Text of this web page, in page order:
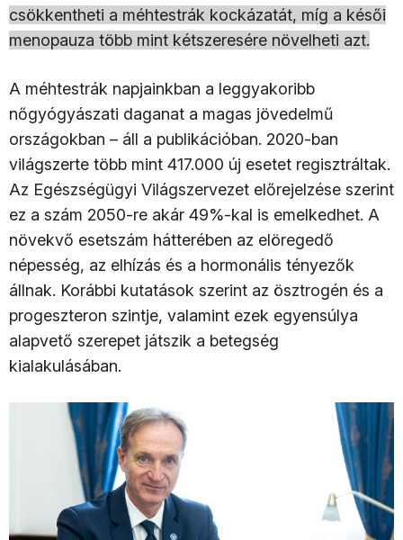
csökkentheti a méhtestrák kockázatát, míg a késői
menopauza több mint kétszeresére növelheti azt.
A méhtestrák napjainkban a leggyakoribb
nőgyógyászati daganat a magas jövedelmű
országokban – áll a publikációban. 2020-ban
világszerte több mint 417.000 új esetet regisztráltak.
Az Egészségügyi Világszervezet előrejelzése szerint
ez a szám 2050-re akár 49%-kal is emelkedhet. A
növekvő esetszám hátterében az elöregedő
népesség, az elhízás és a hormonális tényezők
állnak. Korábbi kutatások szerint az ösztrogén és a
progeszteron szintje, valamint ezek egyensúlya
alapvető szerepet játszik a betegség
kialakulásában.